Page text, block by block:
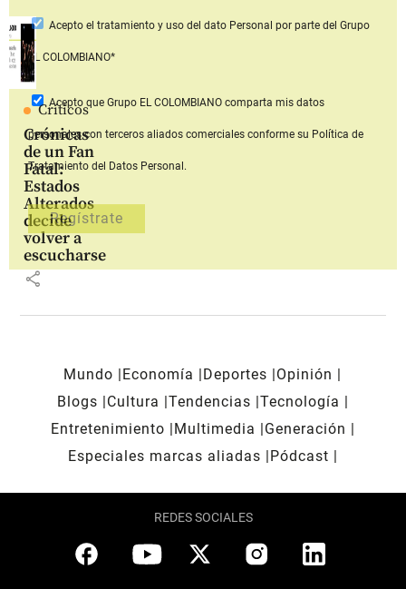
Críticos
Crónicas
de un Fan
Fatal:
Estados
Alterados
decide
volver a
escucharse
share
Acepto el tratamiento y uso del dato Personal por parte del Grupo
EL COLOMBIANO*
Acepto que Grupo EL COLOMBIANOcomparta mis datos
personales con terceros aliados comerciales conforme su Política de
Tratamiento del Datos Personal.
Mundo Economía Deportes
Opinión
Blogs
Cultura Tendencias Tecnología
Entretenimiento
Multimedia
Generación
Especiales marcas aliadas
Pódcast
REDES SOCIALES